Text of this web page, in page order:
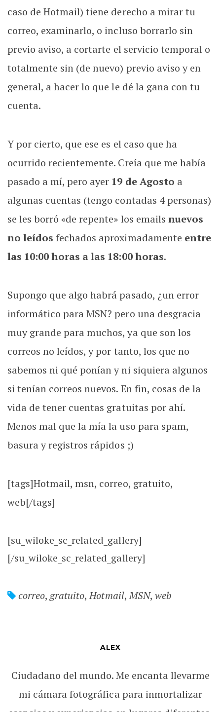
caso de Hotmail) tiene derecho a mirar tu
correo, examinarlo, o incluso borrarlo sin
previo aviso, a cortarte el servicio temporal o
totalmente sin (de nuevo) previo aviso y en
general, a hacer lo que le dé la gana con tu
cuenta.
Y por cierto, que ese es el caso que ha
ocurrido recientemente. Creía que me había
pasado a mí, pero ayer 19 de Agosto a
algunas cuentas (tengo contadas 4 personas)
se les borró «de repente» los emails nuevos
no leídos fechados aproximadamente entre
las 10:00 horas a las 18:00 horas.
Supongo que algo habrá pasado, ¿un error
informático para MSN? pero una desgracia
muy grande para muchos, ya que son los
correos no leídos, y por tanto, los que no
sabemos ni qué ponían y ni siquiera algunos
si tenían correos nuevos. En fin, cosas de la
vida de tener cuentas gratuitas por ahí.
Menos mal que la mía la uso para spam,
basura y registros rápidos ;)
[tags]Hotmail, msn, correo, gratuito,
web[/tags]
[su_wiloke_sc_related_gallery]
[/su_wiloke_sc_related_gallery]
correo,gratuito,Hotmail,MSN, web
ALEX
Ciudadano del mundo. Me encanta llevarme
mi cámara fotográfica para inmortalizar